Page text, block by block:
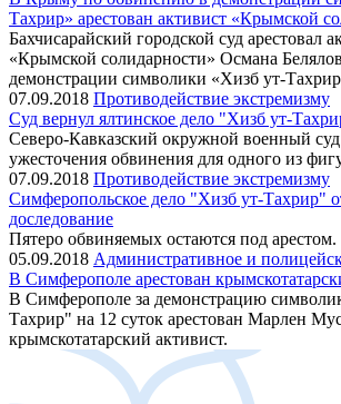
Тахрир» арестован активист «Крымской
Бахчисарайский городской суд арестовал
«Крымской солидарности» Османа
демонстрации символики «Хизб ут-
07.09.2018 Противодействие экстремизму
Суд вернул ялтинское дело "Хизб ут-
Северо-Кавказский окружной военный суд
ужесточения обвинения для одного из
07.09.2018 Противодействие экстремизму
Симферопольское дело "Хизб ут-Тахрир"
доследование
Пятеро обвиняемых остаются под арестом.
05.09.2018 Административное и
В Симферополе арестован
В Симферополе за демонстрацию
Тахрир" на 12 суток арестован Марлен
крымскотатарский активист.